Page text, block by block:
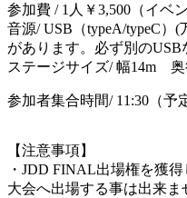
参加費 / 1人￥3,500（イベ
音源/ USB（typeA/typeC）
があります。必ず別のUSB
ステージサイズ/ 幅14m 奥
参加者集合時間/ 11:30（予
【注意事項】
・JDD FINAL出場権を獲
大会へ出場する事は出来ま